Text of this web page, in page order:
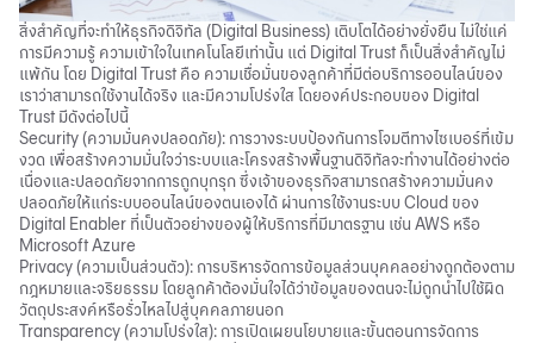
สิ่งสำคัญที่จะทำให้ธุรกิจดิจิทัล (Digital Business) เติบโตได้อย่างยั่งยืน ไม่ใช่แค่
การมีความรู้ ความเข้าใจในเทคโนโลยีเท่านั้น แต่ Digital Trust ก็เป็นสิ่งสำคัญไม่
แพ้กัน โดย Digital Trust คือ ความเชื่อมั่นของลูกค้าที่มีต่อบริการออนไลน์ของ
เราว่าสามารถใช้งานได้จริง และมีความโปร่งใส โดยองค์ประกอบของ Digital
Trust มีดังต่อไปนี้
Security (ความมั่นคงปลอดภัย): การวางระบบป้องกันการโจมตีทางไซเบอร์ที่เข้ม
งวด เพื่อสร้างความมั่นใจว่าระบบและโครงสร้างพื้นฐานดิจิทัลจะทำงานได้อย่างต่อ
เนื่องและปลอดภัยจากการถูกบุกรุก ซึ่งเจ้าของธุรกิจสามารถสร้างความมั่นคง
ปลอดภัยให้แก่ระบบออนไลน์ของตนเองได้ ผ่านการใช้งานระบบ Cloud ของ
Digital Enabler ที่เป็นตัวอย่างของผู้ให้บริการที่มีมาตรฐาน เช่น AWS หรือ
Microsoft Azure
Privacy (ความเป็นส่วนตัว): การบริหารจัดการข้อมูลส่วนบุคคลอย่างถูกต้องตาม
กฎหมายและจริยธรรม โดยลูกค้าต้องมั่นใจได้ว่าข้อมูลของตนจะไม่ถูกนำไปใช้ผิด
วัตถุประสงค์หรือรั่วไหลไปสู่บุคคลภายนอก
Transparency (ความโปร่งใส): การเปิดเผยนโยบายและขั้นตอนการจัดการ